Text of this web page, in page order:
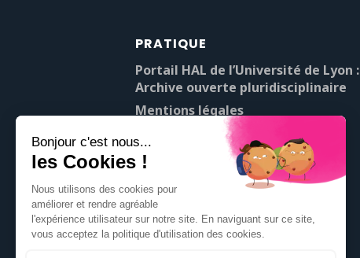
PRATIQUE
Portail HAL de l’Université de Lyon :
Archive ouverte pluridisciplinaire
Mentions légales
À propos de Pop’Sciences
Contact